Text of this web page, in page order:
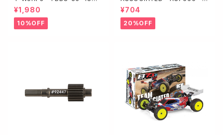
64チタン製ブラックコーティン
グターンバックル【3.5mmx48
mm/2本入】
¥1,980
10%OFF
フドライブリング【2.60:1】
¥704
20%OFF